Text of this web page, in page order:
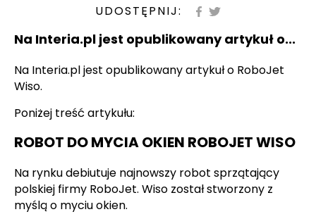
UDOSTĘPNIJ:
Na Interia.pl jest opublikowany artykuł o...
Na Interia.pl jest opublikowany artykuł o RoboJet
Wiso.
Poniżej treść artykułu:
ROBOT DO MYCIA OKIEN ROBOJET WISO
Na rynku debiutuje najnowszy robot sprzątający
polskiej firmy RoboJet. Wiso został stworzony z
myślą o myciu okien.